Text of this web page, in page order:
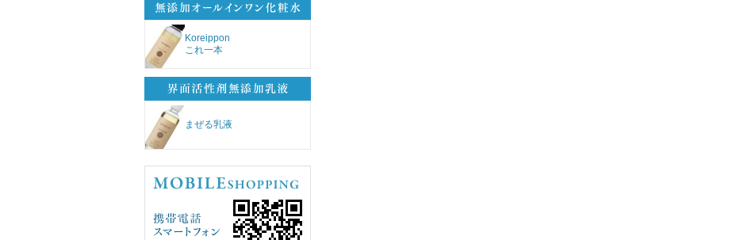
Koreippon
これ一本
まぜる乳液